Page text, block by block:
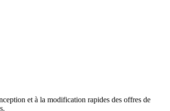
et à la modification rapides des offres de